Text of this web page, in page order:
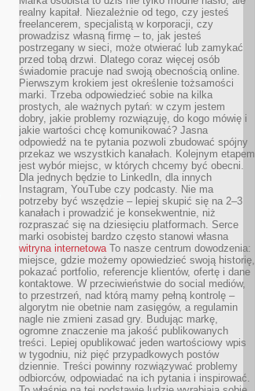
realny kapitał. Niezależnie od tego, czy jesteś
freelancerem, specjalistą w korporacji, czy
prowadzisz własną firmę – to, jak jesteś
postrzegany w sieci, może otwierać lub zamykać
przed tobą drzwi. Dlatego coraz więcej osób
świadomie pracuje nad swoją obecnością online.
Pierwszym krokiem jest określenie tożsamości
marki. Trzeba odpowiedzieć sobie na kilka
prostych, ale ważnych pytań: w czym jestem
dobry, jakie problemy rozwiązuję, do kogo mówię i
jakie wartości chcę komunikować? Jasna
odpowiedź na te pytania pozwoli zbudować spójny
przekaz we wszystkich kanałach. Kolejnym etapem
jest wybór miejsc, w których chcemy być obecni.
Dla jednych będzie to LinkedIn, dla innych
Instagram, YouTube czy podcasty. Nie ma
potrzeby być wszędzie – lepiej skupić się na 2–3
kanałach i prowadzić je konsekwentnie, niż
rozpraszać się na dziesięciu platformach. Serce
marki osobistej bardzo często stanowi własna
witryna internetowaTo nasze centrum dowodzenia:
miejsce, gdzie możemy opowiedzieć swoją historię,
pokazać portfolio, referencje klientów, ofertę i dane
kontaktowe. W przeciwieństwie do social mediów,
to przestrzeń, nad którą mamy pełną kontrolę –
algorytm nie obetnie nam zasięgów, a regulamin
nagle nie zmieni zasad gry. Budując markę,
ogromne znaczenie ma jakość publikowanych
treści. Lepiej opublikować jeden wartościowy wpis
w tygodniu, niż pięć przypadkowych postów
dziennie. Treści powinny rozwiązywać problemy
odbiorców, odpowiadać na ich pytania i inspirować.